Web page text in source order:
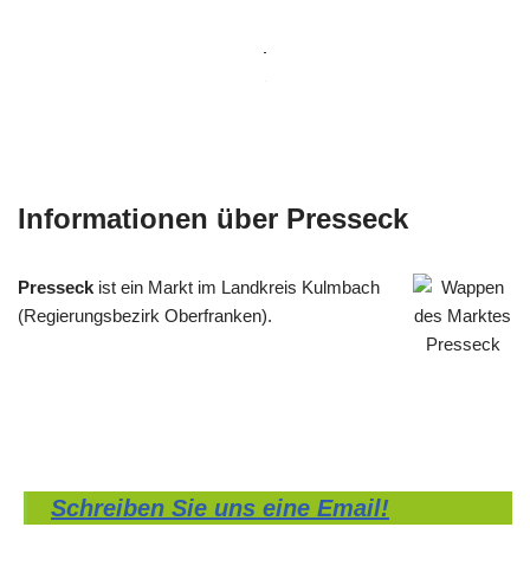
Informationen über Presseck
Presseck ist ein Markt im Landkreis Kulmbach
(Regierungsbezirk Oberfranken).
Schreiben Sie uns eine Email!